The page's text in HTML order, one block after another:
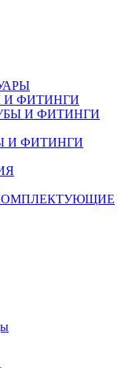
И ФИТИНГИ
И ФИТИНГИ
И ФИТИНГИ